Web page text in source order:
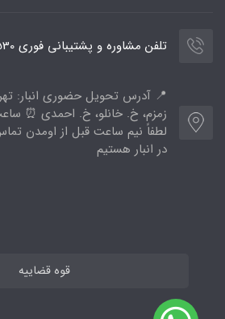
تلفن مشاوره و پشتیبانی فوری 09398115530
📍 آدرس تحویل حضوری انبار:
لطفاً نیم ساعت قبل از اومدن
در انبار هستیم
قوه قضاییه